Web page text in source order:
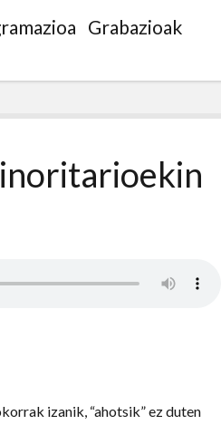
Grabazioak
izanik, “ahotsik” ez duten